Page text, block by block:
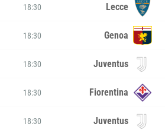
18:30 Lecce
18:30 Genoa
18:30 Juventus
18:30 Fiorentina
18:30 Juventus